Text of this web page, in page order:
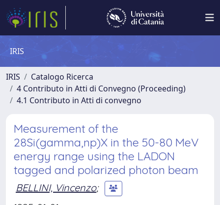
IRIS
IRIS
Catalogo Ricerca
4 Contributo in Atti di Convegno (Proceeding)
4.1 Contributo in Atti di convegno
Measurement of the
28Si(gamma,np)X in the 50-80 MeV
energy range using the LADON
tagged and polarized photon beam
BELLINI, Vincenzo;